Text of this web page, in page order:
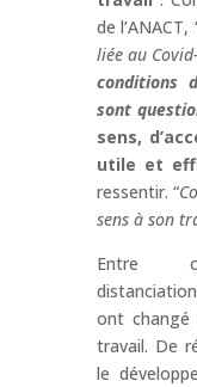
de l’ANACT,
liée au
conditions
sont
sens,
utile et
ressentir. “
sens à son
Entre
ont changé
travail. De
le